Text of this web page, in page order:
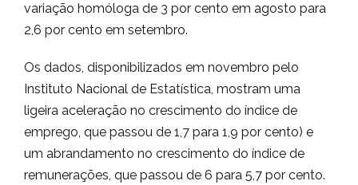
variação homóloga de 3 por cento em agosto para
2,6 por cento em setembro.
Os dados, disponibilizados em novembro pelo
Instituto Nacional de Estatística, mostram uma
ligeira aceleração no crescimento do índice de
emprego, que passou de 1,7 para 1,9 por cento) e
um abrandamento no crescimento do índice de
remunerações, que passou de 6 para 5,7 por cento.